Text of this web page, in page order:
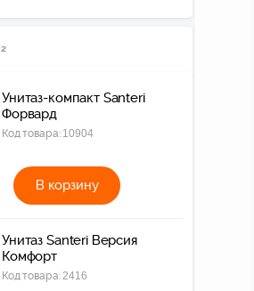
2
Унитаз-компакт Santeri
Форвард
Код товара: 10904
В корзину
Унитаз Santeri Версия
Комфорт
Код товара:2416